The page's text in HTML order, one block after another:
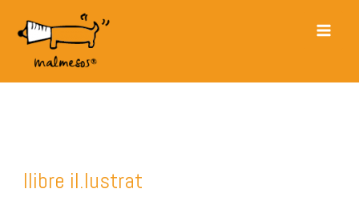
contingut
Main
llibre il.lustrat